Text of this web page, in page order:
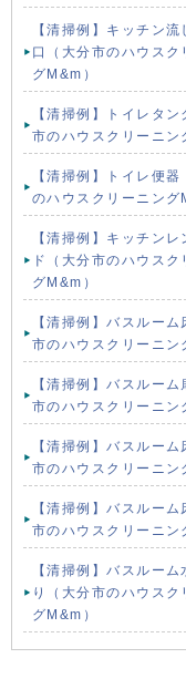
【清掃例】キッチン流
口（大分市のハウスク
グM&m）
【清掃例】トイレタン
市のハウスクリーニン
【清掃例】トイレ便器
のハウスクリーニング
【清掃例】キッチンレ
ド（大分市のハウスク
グM&m）
【清掃例】バスルーム
市のハウスクリーニン
【清掃例】バスルーム
市のハウスクリーニン
【清掃例】バスルーム
市のハウスクリーニン
【清掃例】バスルーム
市のハウスクリーニン
【清掃例】バスルーム
り（大分市のハウスク
グM&m）